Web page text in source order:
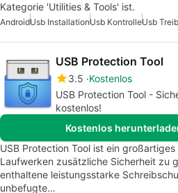
Kategorie 'Utilities & Tools' ist.
AndroidUsb InstallationUsb KontrolleUsb
USB Protection Tool
3.5 Kostenlos
USB Protection Tool -
kostenlos!
Kostenlos
USB Protection Tool ist ein
Laufwerken zusätzliche Sicherheit zu
enthaltene leistungsstarke
unbefugte…